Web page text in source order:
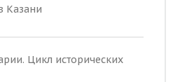
Казани
Цикл исторических